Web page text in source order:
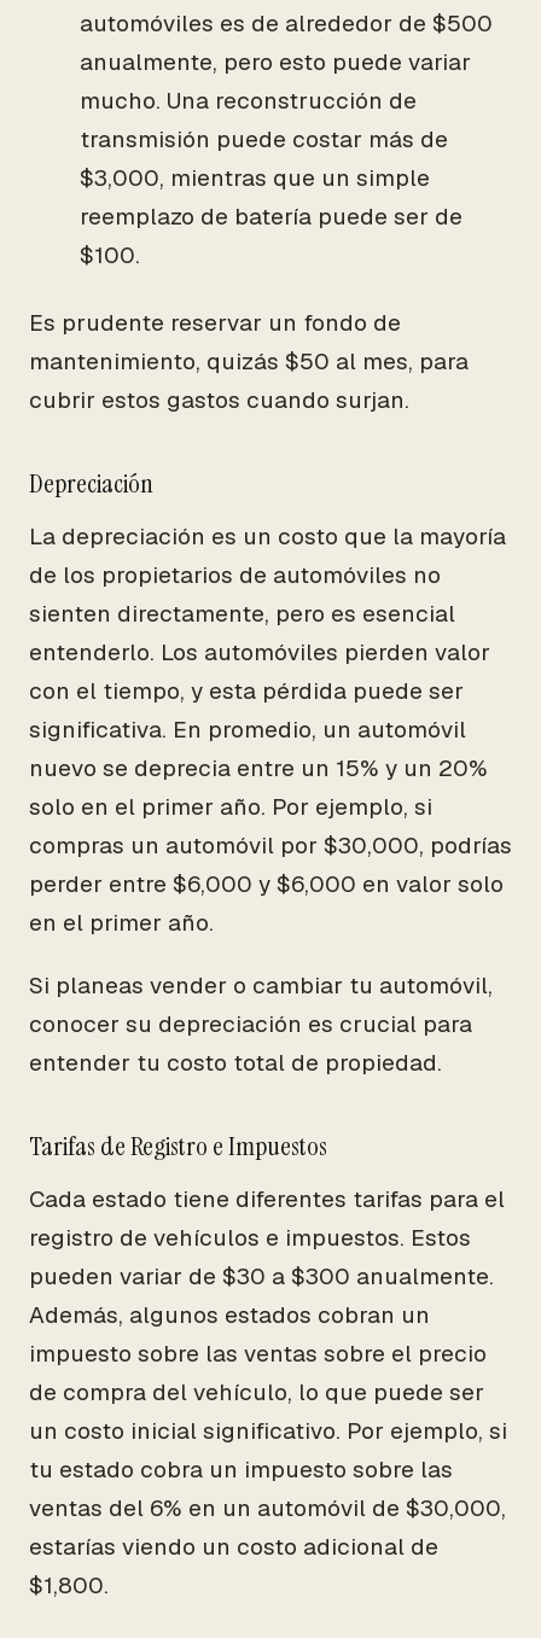
automóviles es de alrededor de $500
anualmente, pero esto puede variar
mucho. Una reconstrucción de
transmisión puede costar más de
$3,000, mientras que un simple
reemplazo de batería puede ser de
$100.
Es prudente reservar un fondo de
mantenimiento, quizás $50 al mes, para
cubrir estos gastos cuando surjan.
Depreciación
La depreciación es un costo que la mayoría
de los propietarios de automóviles no
sienten directamente, pero es esencial
entenderlo. Los automóviles pierden valor
con el tiempo, y esta pérdida puede ser
significativa. En promedio, un automóvil
nuevo se deprecia entre un 15% y un 20%
solo en el primer año. Por ejemplo, si
compras un automóvil por $30,000, podrías
perder entre $6,000 y $6,000 en valor solo
en el primer año.
Si planeas vender o cambiar tu automóvil,
conocer su depreciación es crucial para
entender tu costo total de propiedad.
Tarifas de Registro e Impuestos
Cada estado tiene diferentes tarifas para el
registro de vehículos e impuestos. Estos
pueden variar de $30 a $300 anualmente.
Además, algunos estados cobran un
impuesto sobre las ventas sobre el precio
de compra del vehículo, lo que puede ser
un costo inicial significativo. Por ejemplo, si
tu estado cobra un impuesto sobre las
ventas del 6% en un automóvil de $30,000,
estarías viendo un costo adicional de
$1,800.